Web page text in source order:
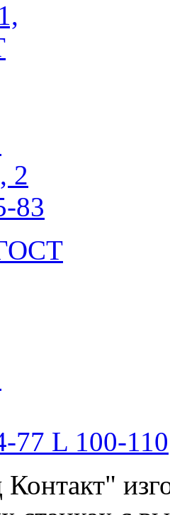
2
83
77 L 100-110